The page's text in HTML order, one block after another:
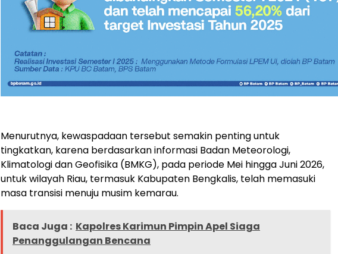
Menurutnya, kewaspadaan tersebut semakin penting untuk
tingkatkan, karena berdasarkan informasi Badan Meteorologi,
Klimatologi dan Geofisika (BMKG), pada periode Mei hingga Juni 2026,
untuk wilayah Riau, termasuk Kabupaten Bengkalis, telah memasuki
masa transisi menuju musim kemarau.
Baca Juga : Kapolres Karimun Pimpin Apel Siaga
Penanggulangan Bencana